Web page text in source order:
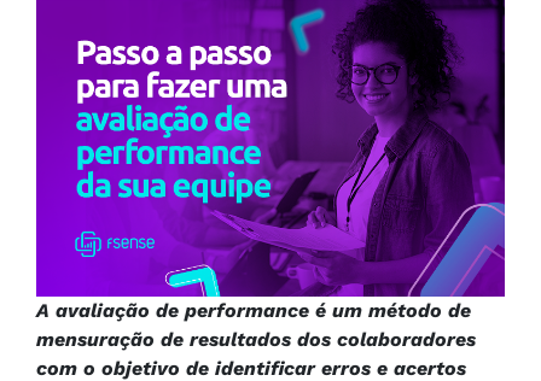
A avaliação de performance é um método de
mensuração de resultados dos colaboradores
com o objetivo de identificar erros e acertos